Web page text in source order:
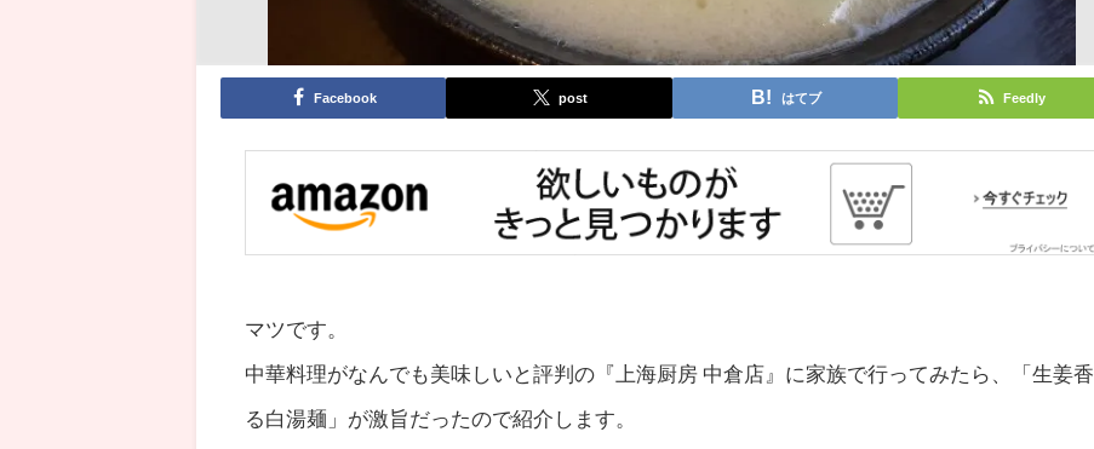
Facebook post はてブ Feedly
マツです。
中華料理がなんでも美味しいと評判の『上海厨房 中倉店』に家族で行ってみたら、「生姜香
る白湯麺」が激旨だったので紹介します。